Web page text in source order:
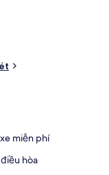
miễn phí
hòa